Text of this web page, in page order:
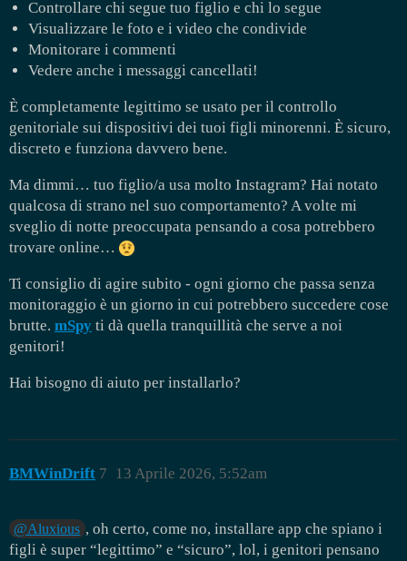
Controllare chi segue tuo figlio e chi lo segue
Visualizzare le foto e i video che condivide
Monitorare i commenti
Vedere anche i messaggi cancellati!
È completamente legittimo se usato per il controllo
genitoriale sui dispositivi dei tuoi figli minorenni. È sicuro,
discreto e funziona davvero bene.
Ma dimmi… tuo figlio/a usa molto Instagram? Hai notato
qualcosa di strano nel suo comportamento? A volte mi
sveglio di notte preoccupata pensando a cosa potrebbero
trovare online…
Ti consiglio di agire subito - ogni giorno che passa senza
monitoraggio è un giorno in cui potrebbero succedere cose
brutte. mSpy ti dà quella tranquillità che serve a noi
genitori!
Hai bisogno di aiuto per installarlo?
BMWinDrift 13 Aprile 2026, 5:52am
7
@Aluxious , oh certo, come no, installare app che spiano i
figli è super “legittimo” e “sicuro”, lol, i genitori pensano